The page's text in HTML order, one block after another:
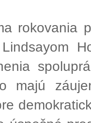
rokovania
majú